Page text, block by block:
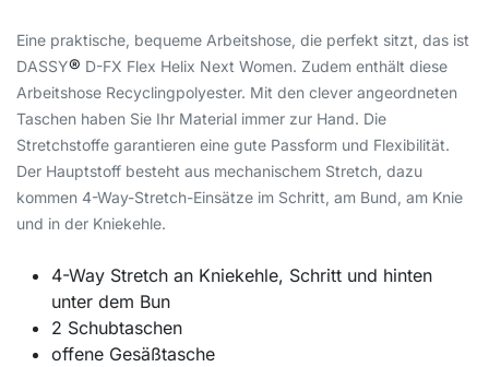
Eine praktische, bequeme Arbeitshose, die perfekt sitzt, das ist
DASSY® D-FX Flex Helix Next Women. Zudem enthält diese
Arbeitshose Recyclingpolyester. Mit den clever angeordneten
Taschen haben Sie Ihr Material immer zur Hand. Die
Stretchstoffe garantieren eine gute Passform und Flexibilität.
Der Hauptstoff besteht aus mechanischem Stretch, dazu
kommen 4-Way-Stretch-Einsätze im Schritt, am Bund, am Knie
und in der Kniekehle.
4-Way Stretch an Kniekehle, Schritt und hinten
unter dem Bun
2 Schubtaschen
offene Gesäßtasche